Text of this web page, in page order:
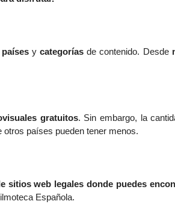
ycategorías de contenido. Desde
gratuitos. Sin embargo, la
países pueden tener menos.
sitios web legales donde puedes
Española.